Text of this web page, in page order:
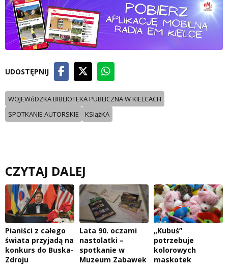
UDOSTĘPNIJ
WOJEWóDZKA BIBLIOTEKA PUBLICZNA W KIELCACH
SPOTKANIE AUTORSKIE
KSIążKA
CZYTAJ DALEJ
Pianiści z całego
świata przyjadą na
konkurs do Buska-
Zdroju
Lata 90. oczami
nastolatki –
spotkanie w
Muzeum Zabawek
„Kubuś”
potrzebuje
kolorowych
maskotek